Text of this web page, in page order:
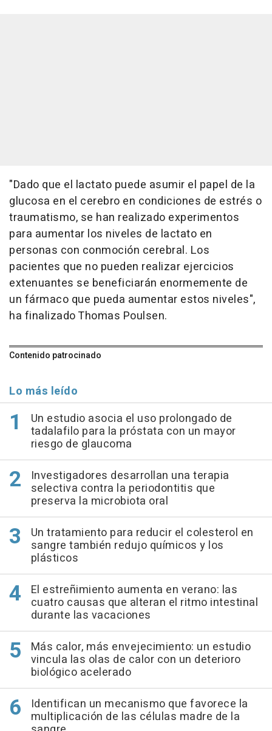
"Dado que el lactato puede asumir el papel de la
glucosa en el cerebro en condiciones de estrés o
traumatismo, se han realizado experimentos
para aumentar los niveles de lactato en
personas con conmoción cerebral. Los
pacientes que no pueden realizar ejercicios
extenuantes se beneficiarán enormemente de
un fármaco que pueda aumentar estos niveles",
ha finalizado Thomas Poulsen.
Contenido patrocinado
Lo más leído
Un estudio asocia el uso prolongado de
tadalafilo para la próstata con un mayor
riesgo de glaucoma
Investigadores desarrollan una terapia
selectiva contra la periodontitis que
preserva la microbiota oral
Un tratamiento para reducir el colesterol en
sangre también redujo químicos y los
plásticos
El estreñimiento aumenta en verano: las
cuatro causas que alteran el ritmo intestinal
durante las vacaciones
Más calor, más envejecimiento: un estudio
vincula las olas de calor con un deterioro
biológico acelerado
Identifican un mecanismo que favorece la
multiplicación de las células madre de la